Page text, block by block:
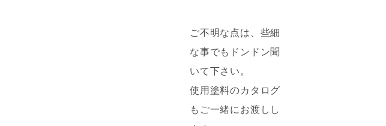
ご不明な点は、些細
な事でもドンドン聞
いて下さい。
使用塗料のカタログ
もご一緒にお渡しし